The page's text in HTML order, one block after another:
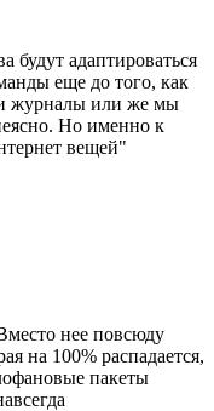
будут адаптироваться
еще до того, как
и журналы или же мы
Но именно к
вещей"
нее повсюду
на 100% распадается,
пакеты